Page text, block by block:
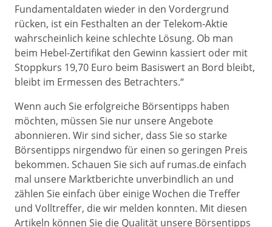
Fundamentaldaten wieder in den Vordergrund
rücken, ist ein Festhalten an der Telekom-Aktie
wahrscheinlich keine schlechte Lösung. Ob man
beim Hebel-Zertifikat den Gewinn kassiert oder mit
Stoppkurs 19,70 Euro beim Basiswert an Bord bleibt,
bleibt im Ermessen des Betrachters.“
Wenn auch Sie erfolgreiche Börsentipps haben
möchten, müssen Sie nur unsere Angebote
abonnieren. Wir sind sicher, dass Sie so starke
Börsentipps nirgendwo für einen so geringen Preis
bekommen. Schauen Sie sich auf rumas.de einfach
mal unsere Marktberichte unverbindlich an und
zählen Sie einfach über einige Wochen die Treffer
und Volltreffer, die wir melden konnten. Mit diesen
Artikeln können Sie die Qualität unsere Börsentipps